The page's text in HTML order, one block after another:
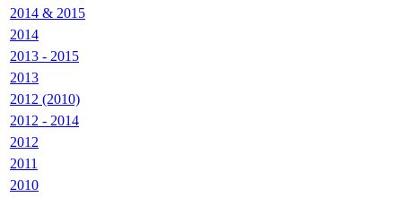
2014 & 2015
2014
2013 - 2015
2013
2012 (2010)
2012 - 2014
2012
2011
2010